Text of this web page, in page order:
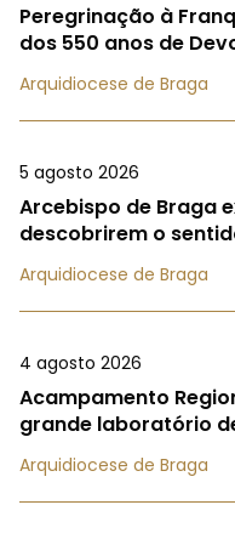
Peregrinação à
dos 550 anos de
Arquidiocese de Braga
5 agosto 2026
Arcebispo de Braga
descobrirem o
Arquidiocese de Braga
4 agosto 2026
Acampamento
grande laboratório
Arquidiocese de Braga